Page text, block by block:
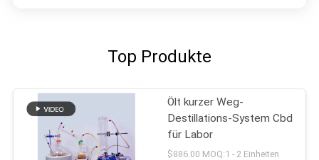
Top Produkte
Ölt kurzer Weg-
Destillations-System Cbd
für Labor
$886.00 MOQ:1 - 2 Einheiten